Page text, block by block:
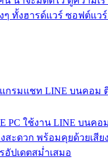
ๆ ทั้งฮารด์แวร์ ซอฟต์แวร์
กรมแชท LINE บนคอม
PC ใช้งาน LINE บนค
สะดวก พร้อมคุยด้วยเสีย
อัปเดตสม่ำเสมอ